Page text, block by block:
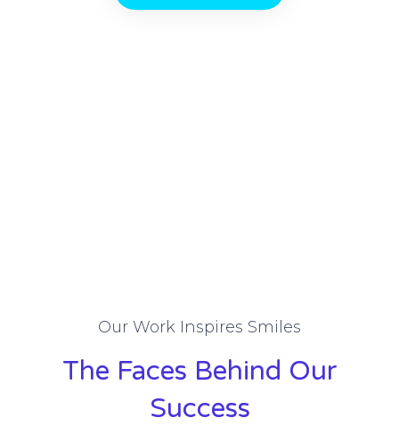
Our Work Inspires Smiles
The Faces Behind Our
Success